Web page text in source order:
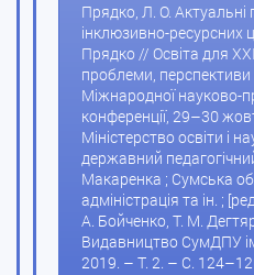
Прядко, Л. О. Актуальні
інклюзивно-ресурсних
Прядко // Освіта для
проблеми, перспективи
Міжнародної науково-
конференції, 29–30
Міністерство освіти і
державний
Макаренка ; Сумська
адміністрація та ін. ;
А. Бойченко, Т. М.
Видавництво СумДПУ
2019. – Т. 2. – С.